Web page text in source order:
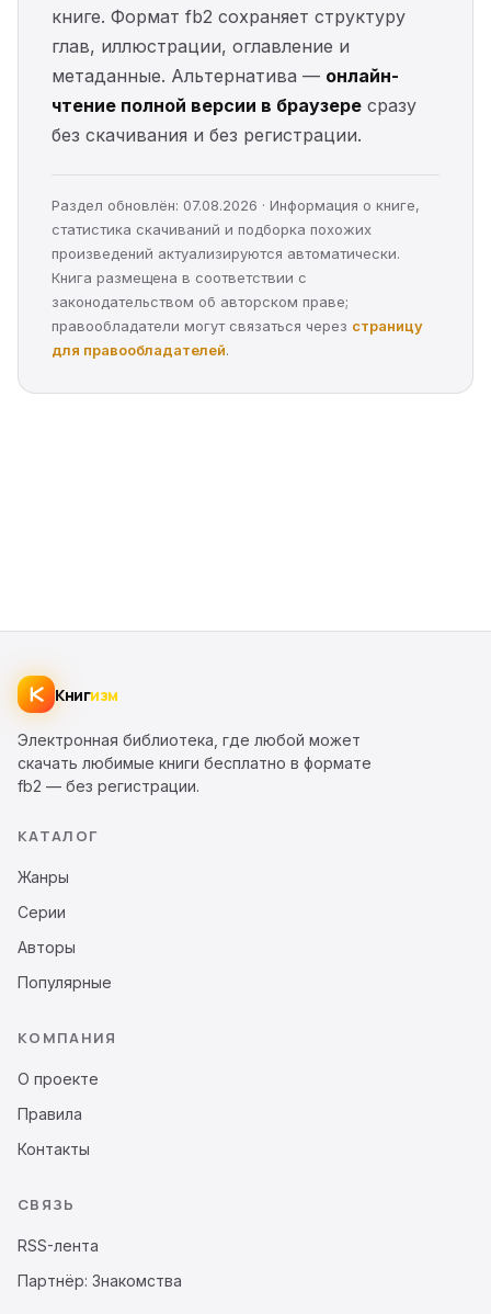
книге. Формат fb2 сохраняет структуру
глав, иллюстрации, оглавление и
метаданные. Альтернатива — онлайн-
чтение полной версии в браузере сразу
без скачивания и без регистрации.
Раздел обновлён: 07.08.2026 · Информация о книге,
статистика скачиваний и подборка похожих
произведений актуализируются автоматически.
Книга размещена в соответствии с
законодательством об авторском праве;
правообладатели могут связаться через страницу
для правообладателей.
Книгизм
Электронная библиотека, где любой может
скачать любимые книги бесплатно в формате
fb2 — без регистрации.
КАТАЛОГ
Жанры
Серии
Авторы
Популярные
КОМПАНИЯ
О проекте
Правила
Контакты
СВЯЗЬ
RSS-лента
Партнёр: Знакомства